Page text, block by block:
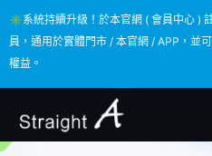
✳️系統持續升級！於本官網 ( 會員中心 )
員，通用於實體門市 / 本官網 / APP，並
權益。
✳️系統持續升級！於本官網 ( 會員中心 )
員，通用於實體門市 / 本官網 / APP，並
權益。